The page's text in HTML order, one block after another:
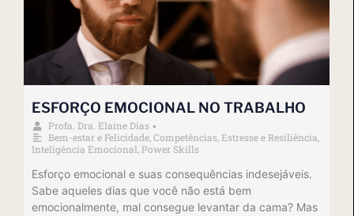
ESFORÇO EMOCIONAL NO TRABALHO
Profa. Dra. Elaine Dias •
Bem-estar e Felicidade Competências Estresse e Resiliência
Inteligência Emocional Power Skills
Esforço emocional e suas consequências indesejáveis.
Sabe aqueles dias que você não está bem
emocionalmente, mal consegue levantar da cama? Mas